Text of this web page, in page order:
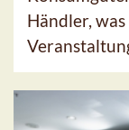
Händler,